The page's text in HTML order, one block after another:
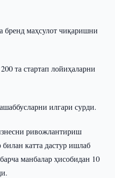
бренд маҳсулот чиқаришни
та стартап лойиҳаларни
илгари сурди.
ривожлантириш
катта дастур ишлаб
манбалар ҳисобидан 10